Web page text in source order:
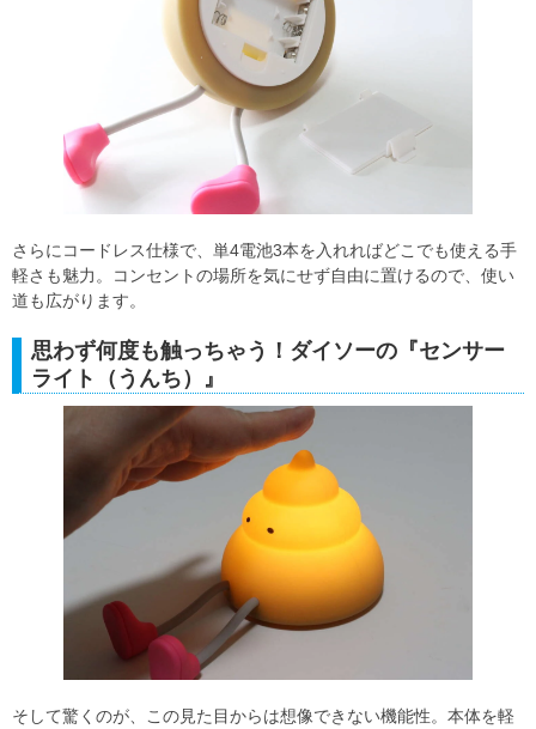
さらにコードレス仕様で、単4電池3本を入れればどこでも使える手
軽さも魅力。コンセントの場所を気にせず自由に置けるので、使い
道も広がります。
思わず何度も触っちゃう！ダイソーの『センサー
ライト（うんち）』
そして驚くのが、この見た目からは想像できない機能性。本体を軽